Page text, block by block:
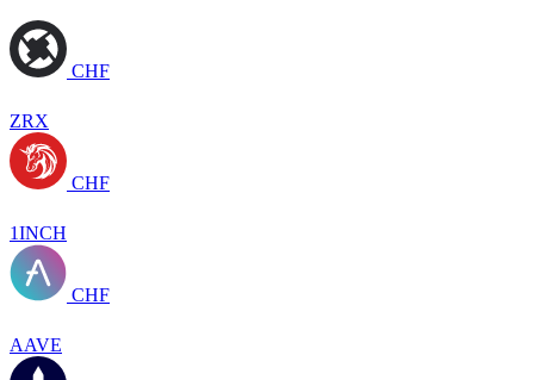
CHF
ZRX
CHF
1INCH
CHF
AAVE